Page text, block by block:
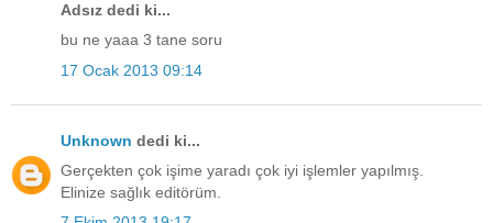
Adsız dedi ki...
bu ne yaaa 3 tane soru
17 Ocak 2013 09:14
Unknown dedi ki...
Gerçekten çok işime yaradı çok iyi işlemler yapılmış.
Elinize sağlık editörüm.